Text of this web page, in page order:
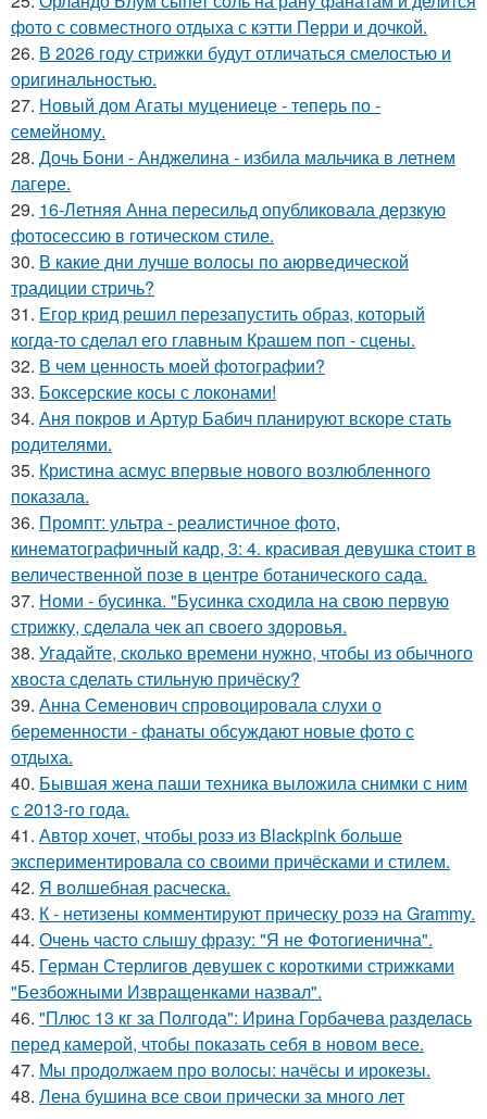
фото с совместного отдыха с кэтти Перри и дочкой.
26. В 2026 году стрижки будут отличаться смелостью и
оригинальностью.
27. Новый дом Агаты муцениеце - теперь по -
семейному.
28. Дочь Бони - Анджелина - избила мальчика в летнем
лагере.
29. 16-Летняя Анна пересильд опубликовала дерзкую
фотосессию в готическом стиле.
30. В какие дни лучше волосы по аюрведической
традиции стричь?
31. Егор крид решил перезапустить образ, который
когда-то сделал его главным Крашем поп - сцены.
32. В чем ценность моей фотографии?
33. Боксерские косы с локонами!
34. Аня покров и Артур Бабич планируют вскоре стать
родителями.
35. Кристина асмус впервые нового возлюбленного
показала.
36. Промпт: ультра - реалистичное фото,
кинематографичный кадр, 3: 4. красивая девушка стоит в
величественной позе в центре ботанического сада.
37. Номи - бусинка. "Бусинка сходила на свою первую
стрижку, сделала чек ап своего здоровья.
38. Угадайте, сколько времени нужно, чтобы из обычного
хвоста сделать стильную причёску?
39. Анна Семенович спровоцировала слухи о
беременности - фанаты обсуждают новые фото с
отдыха.
40. Бывшая жена паши техника выложила снимки с ним
с 2013-го года.
41. Автор хочет, чтобы розэ из Blackpink больше
экспериментировала со своими причёсками и стилем.
42. Я волшебная расческа.
43. К - нетизены комментируют прическу розэ на Grammy.
44. Очень часто слышу фразу: "Я не Фотогиенична".
45. Герман Стерлигов девушек с короткими стрижками
"Безбожными Извращенками назвал".
46. "Плюс 13 кг за Полгода": Ирина Горбачева разделась
перед камерой, чтобы показать себя в новом весе.
47. Мы продолжаем про волосы: начёсы и ирокезы.
48. Лена бушина все свои прически за много лет